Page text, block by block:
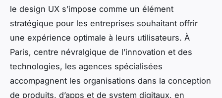
le design UX s’impose comme un élément
stratégique pour les entreprises souhaitant offrir
une expérience optimale à leurs utilisateurs. À
Paris, centre névralgique de l’innovation et des
technologies, les agences spécialisées
accompagnent les organisations dans la conception
de produits, d’apps et de system digitaux, en